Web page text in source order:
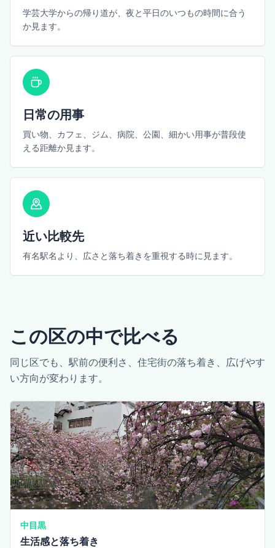
学芸大学からの帰り道が、夜と平日のいつもの時間に合う
か見ます。
日常の用事
買い物、カフェ、ジム、病院、公園、細かい用事が普段使
える距離か見ます。
近い比較先
有名駅名より、広さと落ち着きを重視する時に見ます。
この区の中で比べる
同じ区でも、駅前の便利さ、住宅街の落ち着き、広げやす
い方向が変わります。
中目黒
生活感と落ち着き